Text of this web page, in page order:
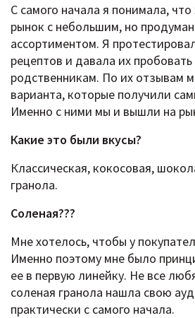
С самого начала я понимала,
рынок с небольшим, но
ассортиментом. Я
рецептов и давала их
родственникам. По их отзывам
варианта, которые получили
Именно с ними мы и вышли на
Какие это были вкусы?
Классическая, кокосовая,
гранола.
Соленая???
Мне хотелось, чтобы у
Именно поэтому мне было
ее в первую линейку. Не все
соленая гранола нашла свою
практически с самого начала.